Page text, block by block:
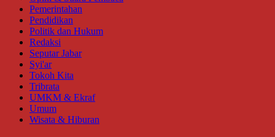
Pemerintahan
Pendidikan
Politik dan Hukum
Redaksi
Seputar Jabar
Syi'ar
Tokoh Kita
Tribrata
UMKM & Ekraf
Umum
Wisata & Hiburan